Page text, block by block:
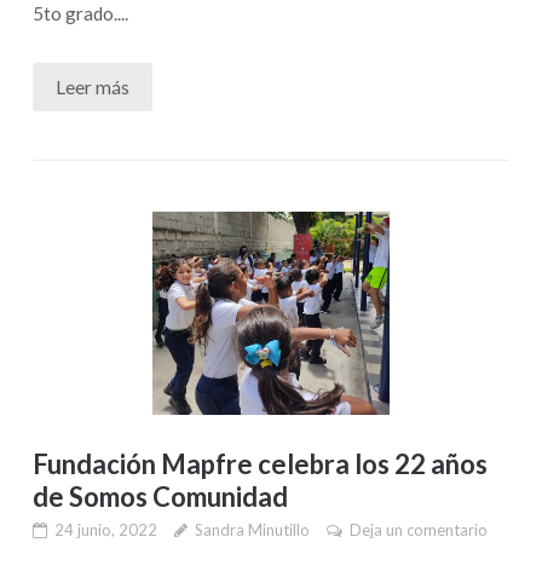
5to grado....
Leer más
Fundación Mapfre celebra los 22 años
de Somos Comunidad
24 junio, 2022 Sandra Minutillo Deja un comentario